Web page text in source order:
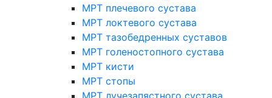
МРТ плечевого сустава
МРТ локтевого сустава
МРТ тазобедренных суставов
МРТ голеностопного сустава
МРТ кисти
МРТ стопы
МРТ лучезапястного сустава